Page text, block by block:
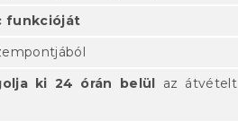
funkcióját
ki 24 órán belül az átvételt